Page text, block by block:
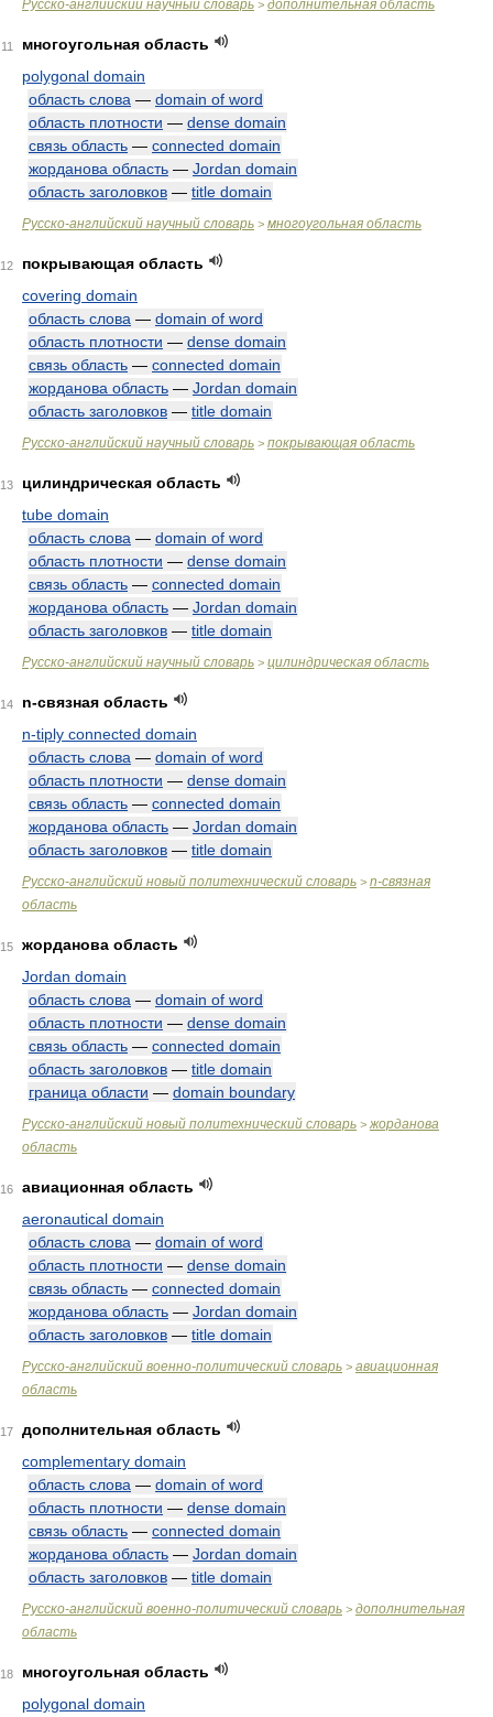
Русско-английский научный словарь > дополнительная область
11
многоугольная область
polygonal domain
область слова — domain of word
область плотности — dense domain
связь область — connected domain
жорданова область — Jordan domain
область заголовков — title domain
Русско-английский научный словарь > многоугольная область
12
покрывающая область
covering domain
область слова — domain of word
область плотности — dense domain
связь область — connected domain
жорданова область — Jordan domain
область заголовков — title domain
Русско-английский научный словарь > покрывающая область
13
цилиндрическая область
tube domain
область слова — domain of word
область плотности — dense domain
связь область — connected domain
жорданова область — Jordan domain
область заголовков — title domain
Русско-английский научный словарь > цилиндрическая область
14
n-связная область
n-tiply connected domain
область слова — domain of word
область плотности — dense domain
связь область — connected domain
жорданова область — Jordan domain
область заголовков — title domain
Русско-английский новый политехнический словарь > n-связная
область
15
жорданова область
Jordan domain
область слова — domain of word
область плотности — dense domain
связь область — connected domain
область заголовков — title domain
граница области — domain boundary
Русско-английский новый политехнический словарь > жорданова
область
16
авиационная область
aeronautical domain
область слова — domain of word
область плотности — dense domain
связь область — connected domain
жорданова область — Jordan domain
область заголовков — title domain
Русско-английский военно-политический словарь > авиационная
область
17
дополнительная область
complementary domain
область слова — domain of word
область плотности — dense domain
связь область — connected domain
жорданова область — Jordan domain
область заголовков — title domain
Русско-английский военно-политический словарь > дополнительная
область
18
многоугольная область
polygonal domain